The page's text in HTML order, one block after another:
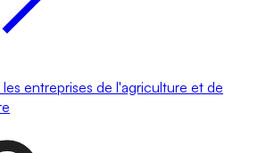
entreprises de l'agriculture et de